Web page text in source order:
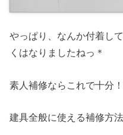
やっぱり、なんか付着し
くはなりましたねっ＊
素人補修ならこれで十分！